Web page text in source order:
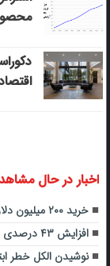
اخبار در حال
خرید ۲۰۰ میلیون دلاری بیت‌کوین/ نهنگ‌ها دوباره فعال شدند!
افزایش ۴۳ درصدی سرمایه کشتیرانی جمهوری اسلامی ایران
نوشیدن الکل خطر